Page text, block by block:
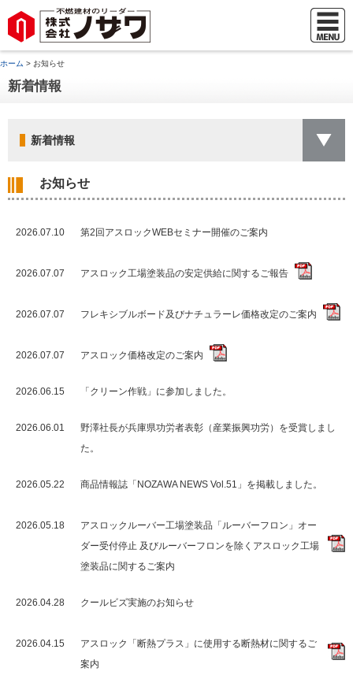
ホーム > お知らせ
新着情報
新着情報
お知らせ
2026.07.10 第2回アスロックWEBセミナー開催のご案内
2026.07.07 アスロック工場塗装品の安定供給に関するご報告
2026.07.07 フレキシブルボード及びナチュラーレ価格改定のご案内
2026.07.07 アスロック価格改定のご案内
2026.06.15 「クリーン作戦」に参加しました。
2026.06.01
野澤社長が兵庫県功労者表彰（産業振興功労）を受賞しまし
た。
2026.05.22 商品情報誌「NOZAWA NEWS Vol.51」を掲載しました。
2026.05.18
アスロックルーバー工場塗装品「ルーバーフロン」オー
ダー受付停止 及びルーバーフロンを除くアスロック工場
塗装品に関するご案内
2026.04.28 クールビズ実施のお知らせ
2026.04.15
アスロック「断熱プラス」に使用する断熱材に関するご
案内